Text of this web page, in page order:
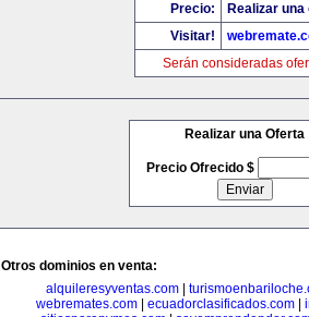
Precio:
Realizar
Visitar!
Serán consideradas
Realizar una Oferta
Precio Ofrecido $
Otros dominios en venta:
alquileresyventas.com
webremates.com
ecuadorclasificados.com